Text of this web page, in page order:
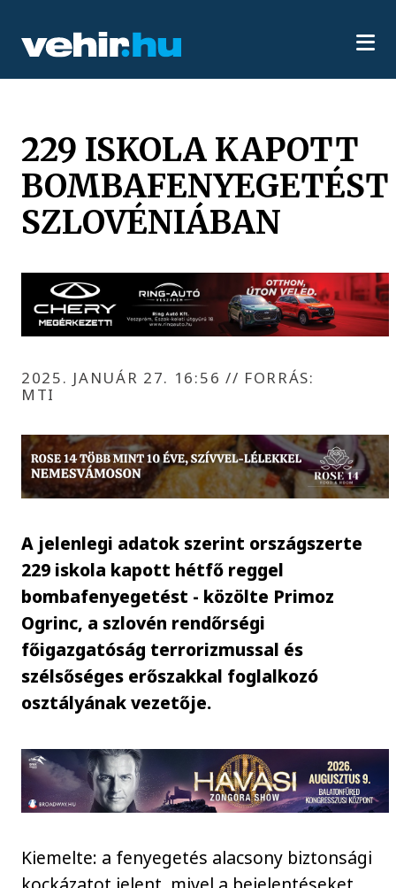
229 ISKOLA KAPOTT
BOMBAFENYEGETÉST
SZLOVÉNIÁBAN
2025. JANUÁR 27. 16:56 // FORRÁS:
MTI
A jelenlegi adatok szerint országszerte
229 iskola kapott hétfő reggel
bombafenyegetést - közölte Primoz
Ogrinc, a szlovén rendőrségi
főigazgatóság terrorizmussal és
szélsőséges erőszakkal foglalkozó
osztályának vezetője.
Kiemelte: a fenyegetés alacsony biztonsági